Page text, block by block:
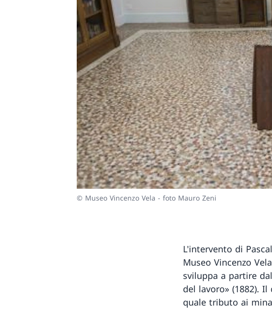
© Museo Vincenzo Vela - foto Mauro Zeni
L'intervento di
Museo Vincenzo
sviluppa a partire
del lavoro» (1882).
quale tributo ai